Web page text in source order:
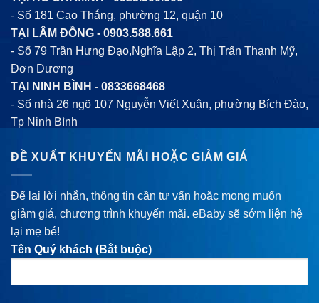
- Số 181 Cao Thắng, phường 12, quận 10
TẠI LÂM ĐỒNG - 0903.588.661
- Số 79 Trần Hưng Đạo,Nghĩa Lập 2, Thị Trấn Thạnh Mỹ,
Đơn Dương
TẠI NINH BÌNH - 0833668468
- Số nhà 26 ngõ 107 Nguyễn Viết Xuân, phường Bích Đào,
Tp Ninh Bình
ĐỀ XUẤT KHUYẾN MÃI HOẶC GIẢM GIÁ
Để lại lời nhắn, thông tin cần tư vấn hoặc mong muốn
giảm giá, chương trình khuyến mãi. eBaby sẽ sớm liện hệ
lại mẹ bé!
Tên Quý khách (Bắt buộc)